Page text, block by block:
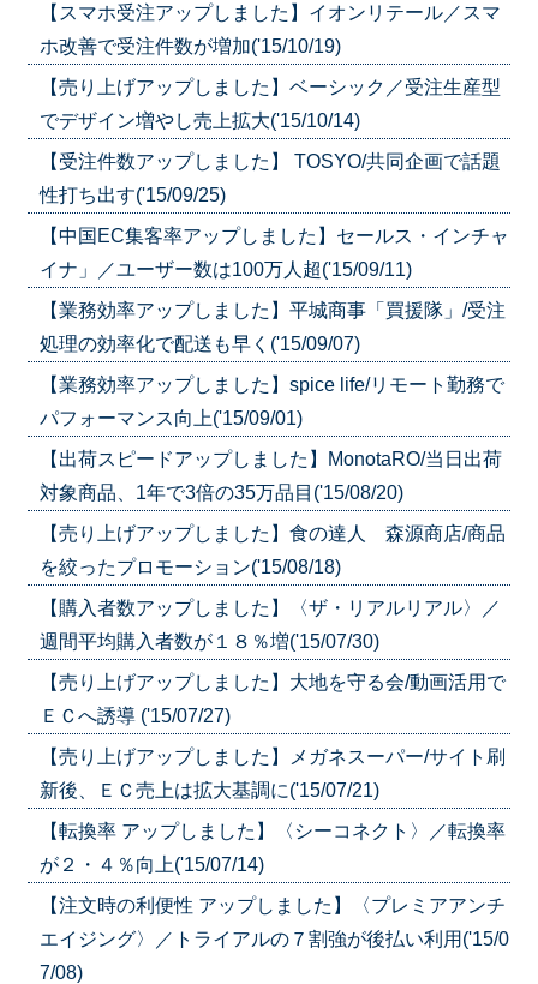
【スマホ受注アップしました】イオンリテール／スマ
ホ改善で受注件数が増加('15/10/19)
【売り上げアップしました】ベーシック／受注生産型
でデザイン増やし売上拡大('15/10/14)
【受注件数アップしました】 TOSYO/共同企画で話題
性打ち出す('15/09/25)
【中国EC集客率アップしました】セールス・インチャ
イナ」／ユーザー数は100万人超('15/09/11)
【業務効率アップしました】平城商事「買援隊」/受注
処理の効率化で配送も早く('15/09/07)
【業務効率アップしました】spice life/リモート勤務で
パフォーマンス向上('15/09/01)
【出荷スピードアップしました】MonotaRO/当日出荷
対象商品、1年で3倍の35万品目('15/08/20)
【売り上げアップしました】食の達人 森源商店/商品
を絞ったプロモーション('15/08/18)
【購入者数アップしました】〈ザ・リアルリアル〉／
週間平均購入者数が１８％増('15/07/30)
【売り上げアップしました】大地を守る会/動画活用で
ＥＣへ誘導 ('15/07/27)
【売り上げアップしました】メガネスーパー/サイト刷
新後、ＥＣ売上は拡大基調に('15/07/21)
【転換率 アップしました】〈シーコネクト〉／転換率
が２・４％向上('15/07/14)
【注文時の利便性 アップしました】〈プレミアアンチ
エイジング〉／トライアルの７割強が後払い利用('15/0
7/08)